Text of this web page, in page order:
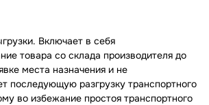
Включает в себя
товара со склада производителя до
места назначения и не
последующую разгрузку транспортного
во избежание простоя транспортного